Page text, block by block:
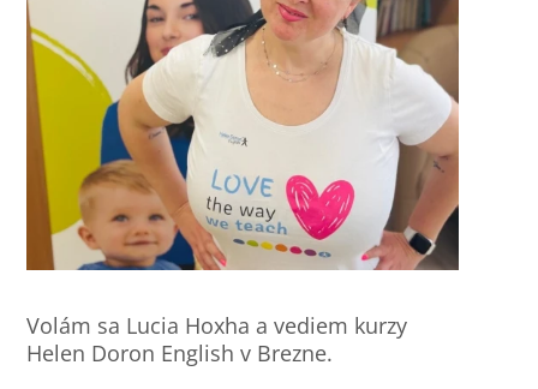
Volám sa Lucia Hoxha a vediem kurzy
Helen Doron English v Brezne.